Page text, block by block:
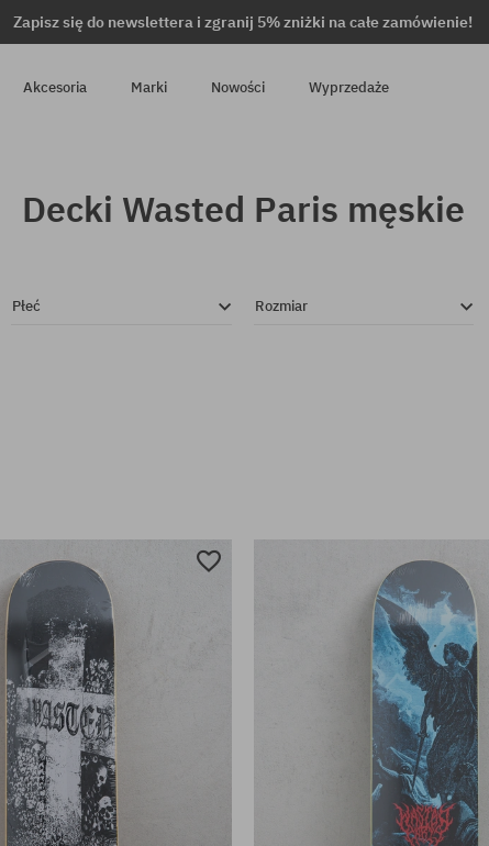
Zapisz się do newslettera i zgranij 5% zniżki na całe zamówienie!
Akcesoria Marki Nowości Wyprzedaże
Decki Wasted Paris męskie
Płeć Rozmiar